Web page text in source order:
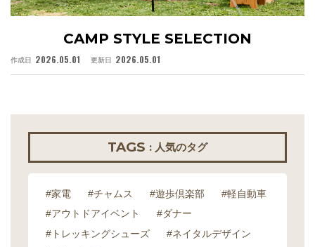
CAMP STYLE SELECTION
作成日 2026.05.01 更新日 2026.05.01
TAGS : 人気のタグ
#家電 #チャムス #遊歩倶楽部
#軽自動車
#アウトドアイベント
#ダナー
#トレッキングシューズ
#ネイタルデザイン